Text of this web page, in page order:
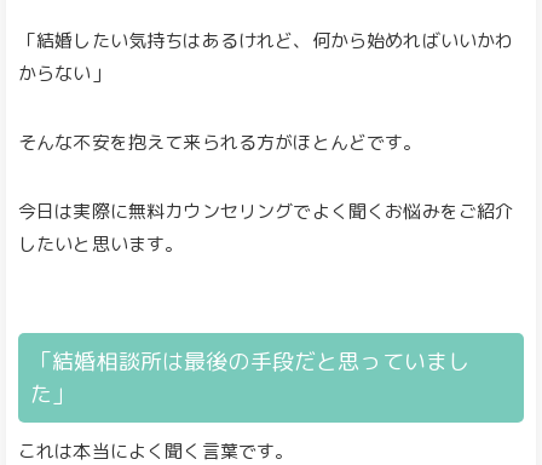
「結婚したい気持ちはあるけれど、何から始めればいいかわ
からない」
そんな不安を抱えて来られる方がほとんどです。
今日は実際に無料カウンセリングでよく聞くお悩みをご紹介
したいと思います。
「結婚相談所は最後の手段だと思っていまし
た」
これは本当によく聞く言葉です。